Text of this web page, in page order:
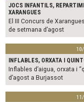
JOCS INFANTILS,
XARANGUES
El III Concurs de
de setmana d’agost
INFLABLES, ORXATA I
Inflables d’aigua, orxata i
d’agost a Burjassot